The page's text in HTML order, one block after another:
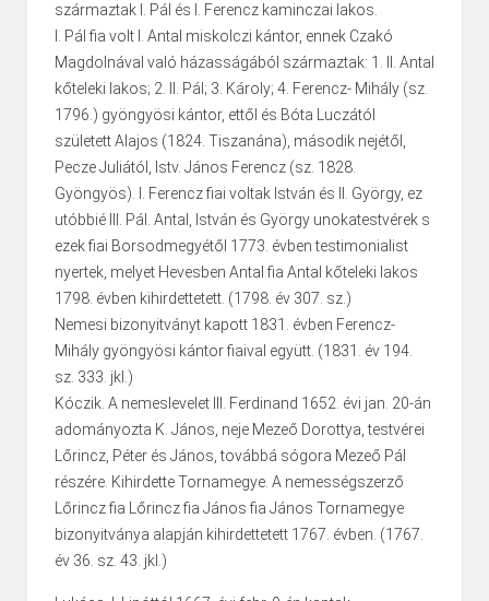
származtak I. Pál és I. Ferencz kaminczai lakos.
I. Pál fia volt I. Antal miskolczi kántor, ennek Czakó
Magdolnával való házasságából származtak: 1. II. Antal
kőteleki lakos; 2. II. Pál; 3. Károly; 4. Ferencz- Mihály (sz.
1796.) gyöngyösi kántor, ettől és Bóta Luczától
született Alajos (1824. Tiszanána), második nejétől,
Pecze Juliától, Istv. János Ferencz (sz. 1828.
Gyöngyös). I. Ferencz fiai voltak István és II. György, ez
utóbbié III. Pál. Antal, István és György unokatestvérek s
ezek fiai Borsodmegyétől 1773. évben testimonialist
nyertek, melyet Hevesben Antal fia Antal kőteleki lakos
1798. évben kihirdettetett. (1798. év 307. sz.)
Nemesi bizonyitványt kapott 1831. évben Ferencz-
Mihály gyöngyösi kántor fiaival együtt. (1831. év 194.
sz. 333. jkl.)
Kóczik. A nemeslevelet III. Ferdinand 1652. évi jan. 20-án
adományozta K. János, neje Mezeő Dorottya, testvérei
Lőrincz, Péter és János, továbbá sógora Mezeő Pál
részére. Kihirdette Tornamegye. A nemességszerző
Lőrincz fia Lőrincz fia János fia János Tornamegye
bizonyitványa alapján kihirdettetett 1767. évben. (1767.
év 36. sz. 43. jkl.)